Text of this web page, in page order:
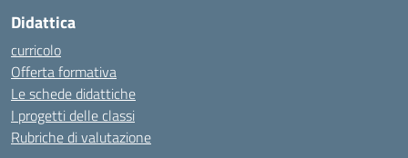
Didattica
curricolo
Offerta formativa
Le schede didattiche
I progetti delle classi
Rubriche di valutazione